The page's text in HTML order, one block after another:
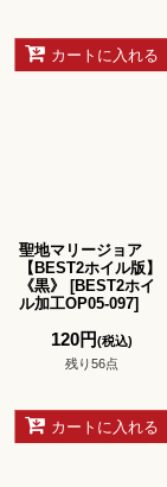
カートに入れる
聖地マリージョア
【BEST2ホイル版】
《黒》
[BEST2ホイ
ル加工OP05-097]
120円(税込)
残り56点
カートに入れる